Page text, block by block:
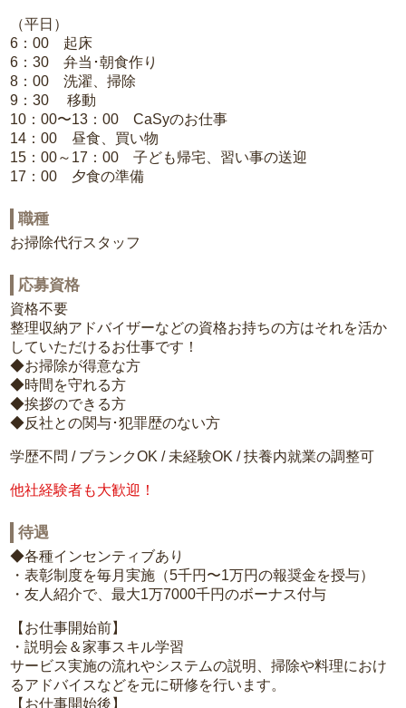
（平日）
6：00 起床
6：30 弁当･朝食作り
8：00 洗濯、掃除
9：30 移動
10：00〜13：00 CaSyのお仕事
14：00 昼食、買い物
15：00～17：00 子ども帰宅、習い事の送迎
17：00 夕食の準備
職種
お掃除代行スタッフ
応募資格
資格不要
整理収納アドバイザーなどの資格お持ちの方はそれを活か
していただけるお仕事です！
◆お掃除が得意な方
◆時間を守れる方
◆挨拶のできる方
◆反社との関与･犯罪歴のない方
学歴不問 / ブランクOK / 未経験OK / 扶養内就業の調整可
他社経験者も大歓迎！
待遇
◆各種インセンティブあり
・表彰制度を毎月実施（5千円〜1万円の報奨金を授与）
・友人紹介で、最大1万7000千円のボーナス付与
【お仕事開始前】
・説明会＆家事スキル学習
サービス実施の流れやシステムの説明、掃除や料理におけ
るアドバイスなどを元に研修を行います。
【お仕事開始後】